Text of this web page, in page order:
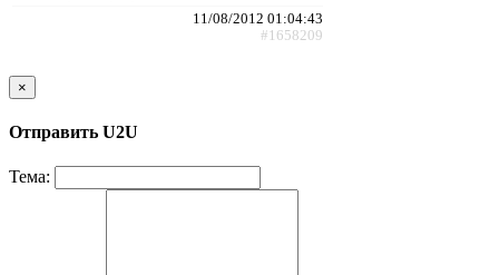
11/08/2012 01:04:43
#1658209
×
Отправить U2U
Тема: